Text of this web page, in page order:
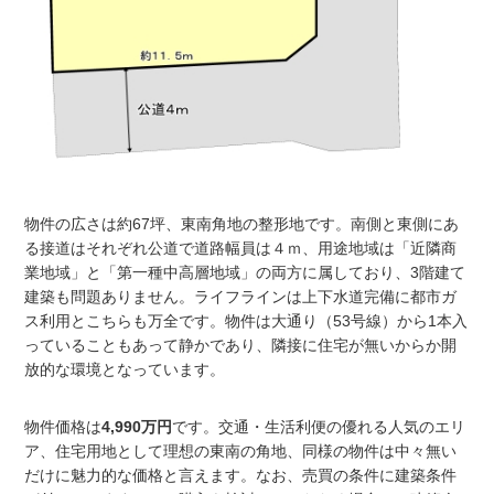
物件の広さは約67坪、東南角地の整形地です。南側と東側にあ
る接道はそれぞれ公道で道路幅員は４ｍ、用途地域は「近隣商
業地域」と「第一種中高層地域」の両方に属しており、3階建て
建築も問題ありません。ライフラインは上下水道完備に都市ガ
ス利用とこちらも万全です。物件は大通り（53号線）から1本入
っていることもあって静かであり、隣接に住宅が無いからか開
放的な環境となっています。
物件価格は4,990万円 です。交通・生活利便の優れる人気のエリ
ア、住宅用地として理想の東南の角地、同様の物件は中々無い
だけに魅力的な価格と言えます。なお、売買の条件に建築条件